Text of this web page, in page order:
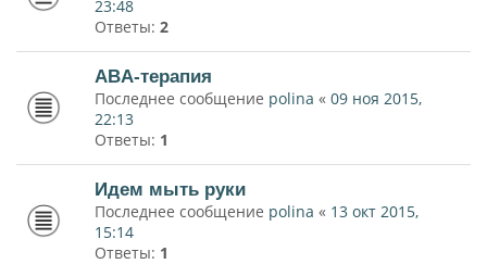
23:48
Ответы: 2
ABA-терапия
Последнее сообщение polina « 09 ноя 2015,
22:13
Ответы: 1
Идем мыть руки
Последнее сообщение polina « 13 окт 2015,
15:14
Ответы: 1